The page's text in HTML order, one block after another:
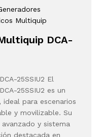
Multiquip
DCA-
25SSIU2 El
25SSIU2 es un
para escenarios
y movilizable. Su
y sistema
destacada en